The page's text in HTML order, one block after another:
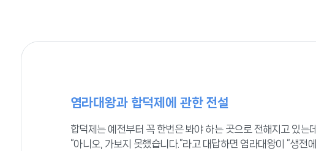
염라대왕과 합덕제에 관한 전설
합덕제는 예전부터 꼭 한번은 봐야 하는 곳으로 전해지고 있는
“아니오, 가보지 못했습니다.”라고 대답하면 염라대왕이 “생